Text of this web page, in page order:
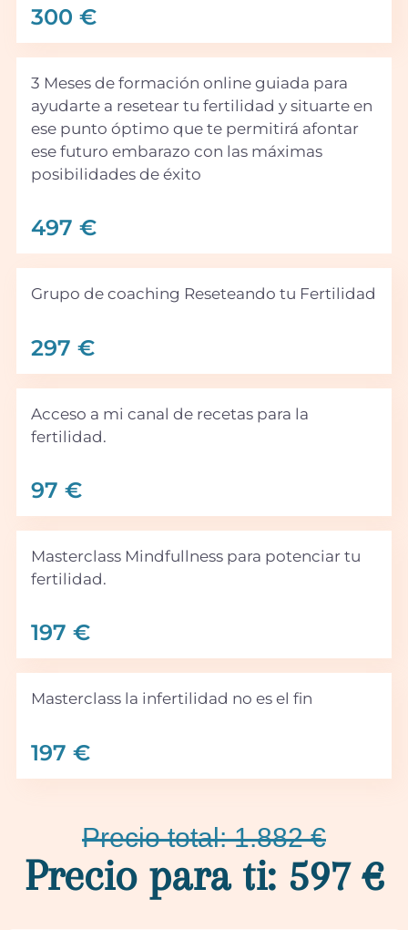
300 €
3 Meses de formación online guiada para
ayudarte a resetear tu fertilidad y situarte en
ese punto óptimo que te permitirá afontar
ese futuro embarazo con las máximas
posibilidades de éxito
497 €
Grupo de coaching Reseteando tu Fertilidad
297 €
Acceso a mi canal de recetas para la
fertilidad.
97 €
Masterclass Mindfullness para potenciar tu
fertilidad.
197 €
Masterclass la infertilidad no es el fin
197 €
Precio total: 1.882 €
Precio para ti: 597 €